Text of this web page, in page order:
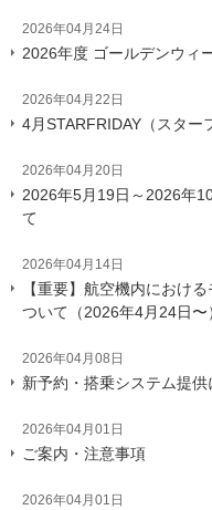
2026年04月24日
2026年度 ゴールデンウィ
2026年04月22日
4月STARFRIDAY（スター
2026年04月20日
2026年5月19日～2026年
て
2026年04月14日
【重要】航空機内におけ
ついて（2026年4月24日〜
2026年04月08日
新予約・搭乗システム提
2026年04月01日
ご案内・注意事項
2026年04月01日